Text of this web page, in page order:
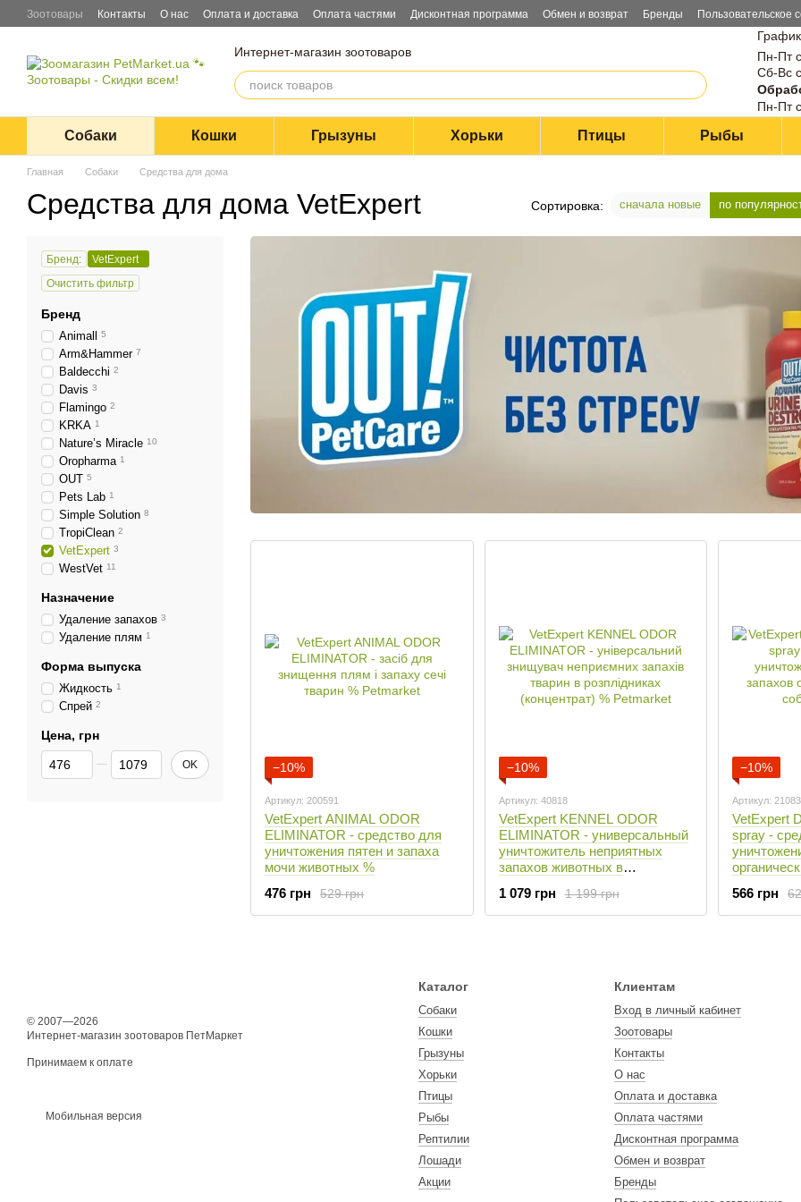
Перейти к основному контенту
Зоотовары Контакты О нас Оплата и доставка Оплата частями Дисконтная программа Обмен и возврат Бренды
Пользовательское
Интернет-магазин зоотоваров
Пн-Пт
Сб-Вс
Пн-Пт
Собаки Кошки Грызуны Хорьки Птицы Рыбы
Главная Собаки Средства для дома
Средства для дома VetExpert Сортировка: сначала новые по
−10%
Артикул: 200591
VetExpert ANIMAL ODOR
ELIMINATOR - средство для
уничтожения пятен и запаха
мочи животных %
529 грн
476 грн
−10%
Артикул: 40818
VetExpert KENNEL ODOR
ELIMINATOR - универсальный
уничтожитель неприятных
запахов животных в
мл
1 199 грн
1 079 грн
−10%
Артикул:
VetExpert
spray -
566 грн
Бренд:
VetExpert
Очистить фильтр
Бренд
Animall 5
Arm&Hammer 7
Baldecchi 2
Davis 3
Flamingo 2
KRKA 1
Nature’s Miracle 10
Oropharma 1
OUT 5
Pets Lab 1
Simple Solution 8
TropiClean 2
VetExpert 3
WestVet 11
Назначение
Удаление запахов 3
Удаление плям 1
Форма выпуска
Жидкость 1
Спрей 2
Цена, грн
От Цена, грн
До Цена, грн OK
© 2007—2026
Интернет-магазин зоотоваров ПетМаркет
Принимаем к оплате
Мобильная версия
Каталог
Собаки
Кошки
Грызуны
Хорьки
Птицы
Рыбы
Рептилии
Лошади
Акции
Клиентам
Вход в личный кабинет
Зоотовары
Контакты
О нас
Оплата и доставка
Оплата частями
Дисконтная программа
Обмен и возврат
Бренды